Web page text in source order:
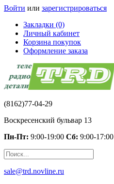
Войти или зарегистрироваться
Закладки (0)
Личный кабинет
Корзина покупок
Оформление заказа
(8162)77-04-29
Воскресенский бульвар 13
Пн-Пт: 9:00-19:00 Сб: 9:00-17:00
sale@trd.novline.ru